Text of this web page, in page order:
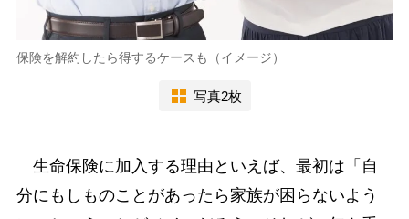
保険を解約したら得するケースも（イメージ）
写真2枚
生命保険に加入する理由といえば、最初は「自
分にもしものことがあったら家族が困らないよう